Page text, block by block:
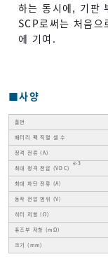
하는 동시에, 기판
SCP로써는 처음
에 기여.
■사양
품번
배터리 팩 직렬 셀 수
정격 전류 (A)
최대 정격 전압 (VDC)
※3
최대 차단 전류 (A)
동작 전압 범위 (V)
히터 저항 (Ω)
퓨즈부 저항 (mΩ)
크기 (mm)